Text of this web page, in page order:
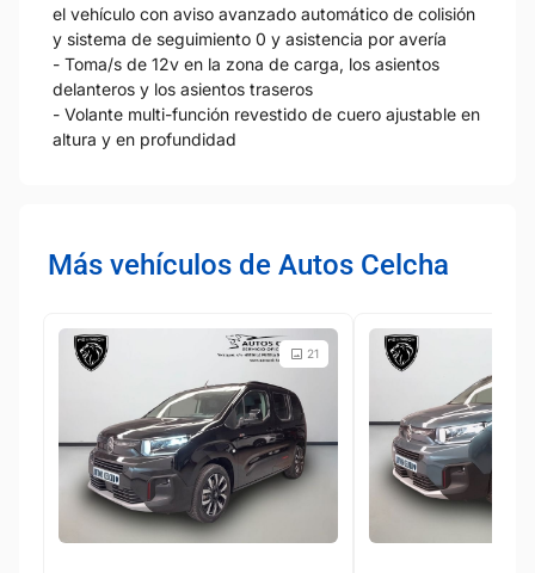
el vehículo con aviso avanzado automático de colisión
y sistema de seguimiento 0 y asistencia por avería
- Toma/s de 12v en la zona de carga, los asientos
delanteros y los asientos traseros
- Volante multi-función revestido de cuero ajustable en
altura y en profundidad
Más vehículos de Autos Celcha
21